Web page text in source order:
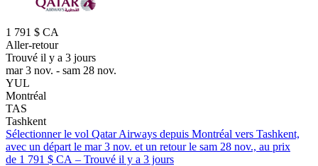
1 791 $ CA
Aller-retour
Trouvé il y a 3 jours
mar 3 nov. - sam 28 nov.
YUL
Montréal
TAS
Tashkent
Sélectionner le vol Qatar Airways depuis Montréal vers Tashkent,
avec un départ le mar 3 nov. et un retour le sam 28 nov., au prix
de 1 791 $ CA – Trouvé il y a 3 jours